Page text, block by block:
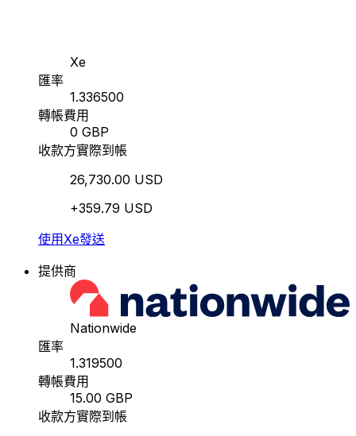
Xe
匯率
1.336500
轉帳費用
0 GBP
收款方實際到帳
26,730.00 USD
+359.79 USD
使用Xe發送
提供商
Nationwide
匯率
1.319500
轉帳費用
15.00 GBP
收款方實際到帳